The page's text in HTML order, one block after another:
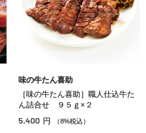
味の牛たん喜助
［味の牛たん喜助］職人仕込牛た
ん詰合せ ９５ｇ×２
5,400 円 （8%税込）